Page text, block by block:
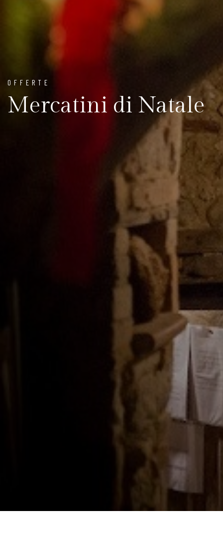
OFFERTE
Mercatini di Natale